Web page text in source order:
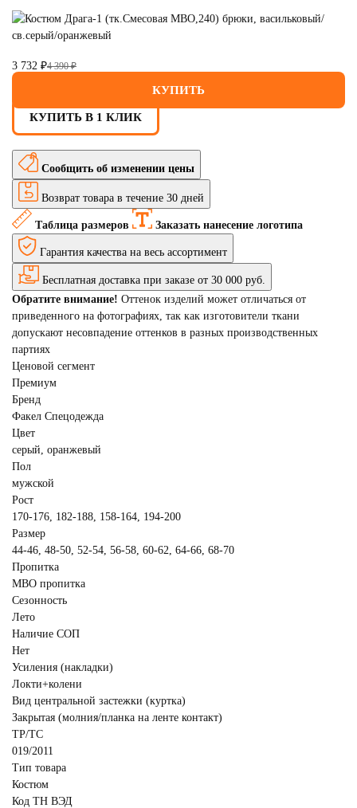
3 732 ₽4 390 ₽
КУПИТЬ
КУПИТЬ В 1 КЛИК
Сообщить об изменении цены
Возврат товара в течение 30 дней
Таблица размеров Заказать нанесение логотипа
Гарантия качества на весь ассортимент
Бесплатная доставка при заказе от 30 000 руб.
Обратите внимание! Оттенок изделий может отличаться от
приведенного на фотографиях, так как изготовители ткани
допускают несовпадение оттенков в разных производственных
партиях
Ценовой сегмент
Премиум
Бренд
Факел Спецодежда
Цвет
серый, оранжевый
Пол
мужской
Рост
170-176, 182-188, 158-164, 194-200
Размер
44-46, 48-50, 52-54, 56-58, 60-62, 64-66, 68-70
Пропитка
МВО пропитка
Сезонность
Лето
Наличие СОП
Нет
Усиления (накладки)
Локти+колени
Вид центральной застежки (куртка)
Закрытая (молния/планка на ленте контакт)
ТР/ТС
019/2011
Тип товара
Костюм
Код ТН ВЭД